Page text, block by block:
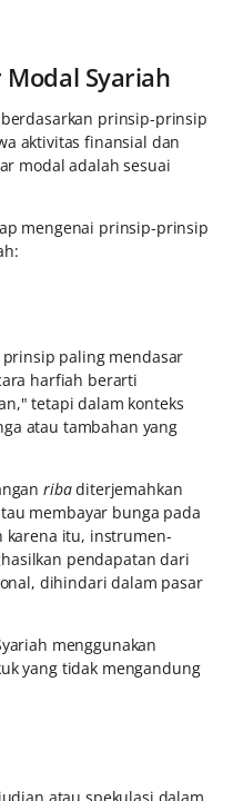
Syariah
prinsip-prinsip
aktivitas finansial dan
modal adalah sesuai
mengenai prinsip-prinsip
paling mendasar
harfiah berarti
tetapi dalam konteks
atau tambahan yang
ribaditerjemahkan
membayar bunga pada
karena itu, instrumen-
pendapatan dari
dihindari dalam pasar
menggunakan
yang tidak mengandung